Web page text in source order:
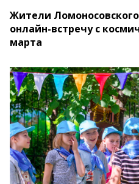
Жители
онлайн-встречу с
марта